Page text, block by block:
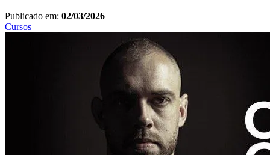
Publicado em: 02/03/2026
Cursos